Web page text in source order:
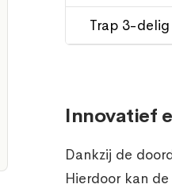
Trap 3-
Innovatief
Dankzij de
Hierdoor kan